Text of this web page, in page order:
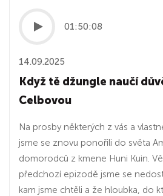
01:50:08
14.09.2025
Když tě džungle naučí
Celbovou
Na prosby některých z vás a
jsme se znovu ponořili do světa
domorodců z kmene Huni Kuin.
předchozí epizodě jsme se
kam jsme chtěli a že hloubka, do